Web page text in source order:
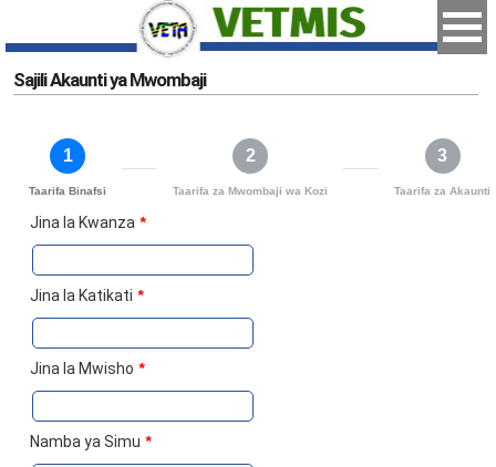
Sajili Akaunti ya Mwombaji
1
Taarifa Binafsi
2
Taarifa za Mwombaji wa Kozi
3
Taarifa za Akaunti
Jina la Kwanza *
Jina la Katikati *
Jina la Mwisho *
Namba ya Simu *